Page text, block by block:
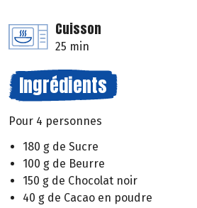
Cuisson
25 min
Ingrédients
Pour 4 personnes
180 g de Sucre
100 g de Beurre
150 g de Chocolat noir
40 g de Cacao en poudre